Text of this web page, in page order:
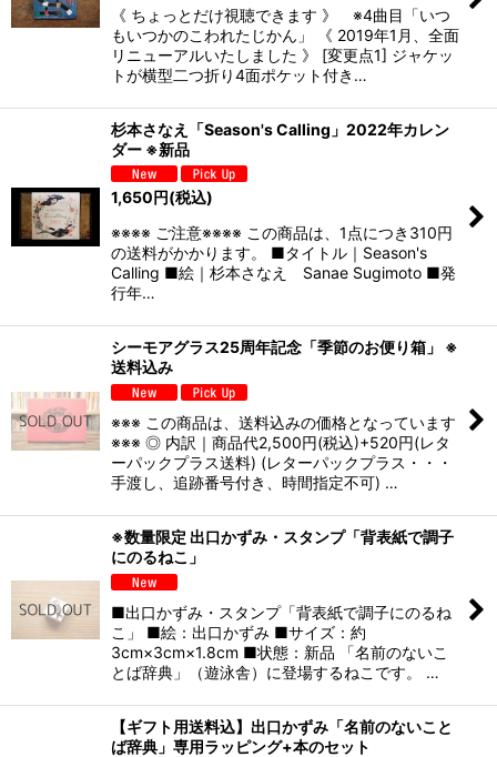
《 ちょっとだけ視聴できます 》 ※4曲目「いつ
もいつかのこわれたじかん」 《 2019年1月、全面
リニューアルいたしました 》 [変更点1] ジャケッ
トが横型二つ折り4面ポケット付き…
杉本さなえ「Season's Calling」2022年カレン
ダー ※新品
1,650円(税込)
※※※※ ご注意※※※※ この商品は、1点につき310円
の送料がかかります。 ■タイトル｜Season's
Calling ■絵｜杉本さなえ Sanae Sugimoto ■発
行年…
シーモアグラス25周年記念「季節のお便り箱」 ※
送料込み
※※※ この商品は、送料込みの価格となっています
※※※ ◎ 内訳｜商品代2,500円(税込)+520円(レタ
ーパックプラス送料) (レターパックプラス・・・
手渡し、追跡番号付き、時間指定不可) …
※数量限定 出口かずみ・スタンプ「背表紙で調子
にのるねこ」
■出口かずみ・スタンプ「背表紙で調子にのるね
こ」 ■絵：出口かずみ ■サイズ：約
3cm×3cm×1.8cm ■状態：新品 「名前のないこ
とば辞典」（遊泳舎）に登場するねこです。 …
【ギフト用送料込】出口かずみ「名前のないこと
ば辞典」専用ラッピング+本のセット